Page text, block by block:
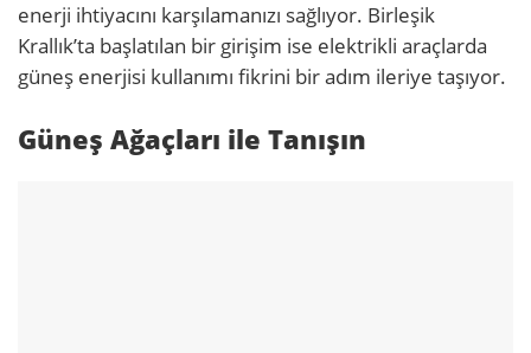
enerji ihtiyacını karşılamanızı sağlıyor. Birleşik
Krallık’ta başlatılan bir girişim ise elektrikli araçlarda
güneş enerjisi kullanımı fikrini bir adım ileriye taşıyor.
Güneş Ağaçları ile Tanışın